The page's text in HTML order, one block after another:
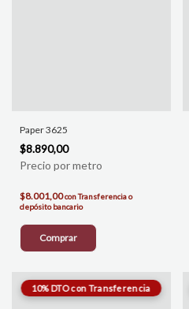
Paper 3625
$8.890,00
$8.001,00conTransferencia o
depósito bancario
Comprar